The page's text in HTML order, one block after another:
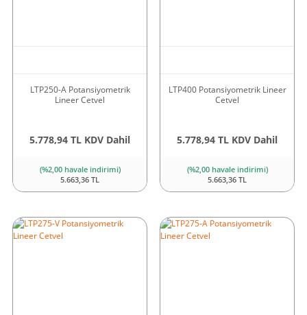
LTP250-A Potansiyometrik
Lineer Cetvel
5.778,94 TL KDV Dahil
(%2,00 havale indirimi)
5.663,36 TL
LTP400 Potansiyometrik Lineer
Cetvel
5.778,94 TL KDV Dahil
(%2,00 havale indirimi)
5.663,36 TL